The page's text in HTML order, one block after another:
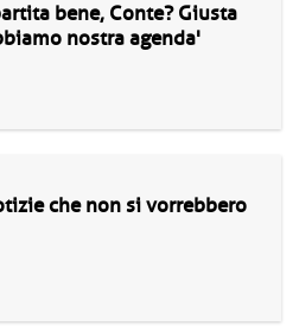
bene, Conte? Giusta
nostra agenda'
che non si vorrebbero